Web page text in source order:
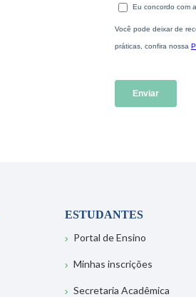
ESTUDANTES
Portal de Ensino
Minhas inscrições
Secretaria Acadêmica